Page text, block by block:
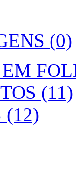
(0)
(11)
(12)